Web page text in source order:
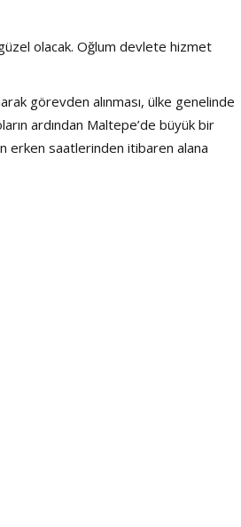
olacak. Oğlum devlete hizmet
görevden alınması, ülke genelinde
ardından Maltepe’de büyük bir
erken saatlerinden itibaren alana